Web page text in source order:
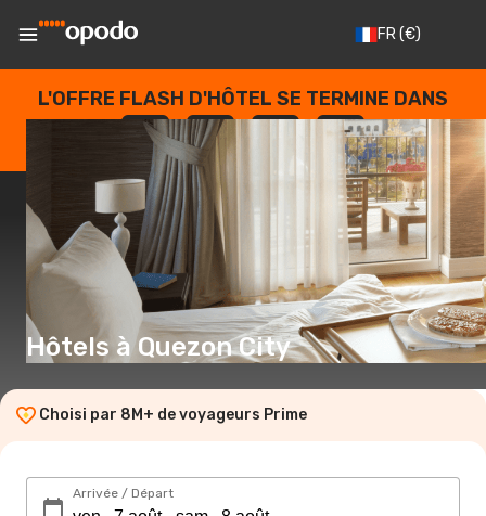
FR(€)
L'OFFRE FLASH D'HÔTEL SE TERMINE DANS
--
JOURS
: --
HEURES
: --
SECONDES
Hôtels à Quezon City
Choisi par 8M+ de voyageurs Prime
Arrivée / Départ